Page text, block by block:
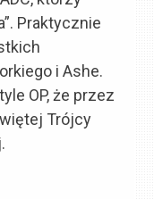
Praktycznie
i Ashe.
OP, że przez
Trójcy